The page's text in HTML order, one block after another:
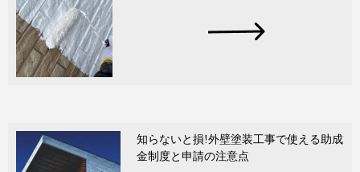
知らないと損!外壁塗装工事で使える助成
金制度と申請の注意点